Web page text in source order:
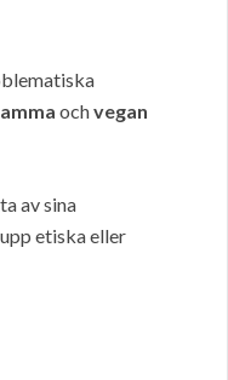
ochvegan
av sina
etiska eller